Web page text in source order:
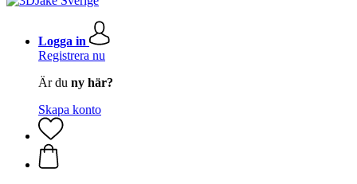
Logga in
Registrera nu
Är du ny här?
Skapa konto